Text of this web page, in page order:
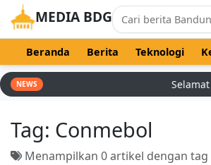
MEDIA BDG
Beranda Berita Teknologi
NEWS
Tag: Conmebol
Menampilkan 0 artikel dengan